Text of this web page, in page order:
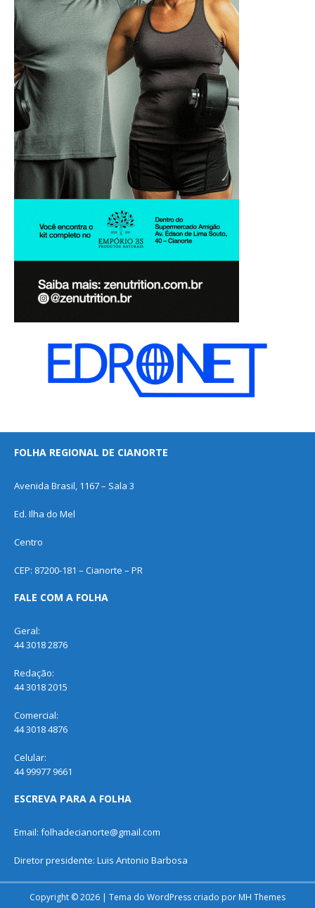
FOLHA REGIONAL DE CIANORTE
Avenida Brasil, 1167 – Sala 3
Ed. Ilha do Mel
Centro
CEP: 87200-181 – Cianorte – PR
FALE COM A FOLHA
Geral:
44 3018 2876
Redação:
44 3018 2015
Comercial:
44 3018 4876
Celular:
44 99977 9661
ESCREVA PARA A FOLHA
Email: folhadecianorte@gmail.com
Diretor presidente: Luis Antonio Barbosa
Copyright © 2026 | Tema do WordPress criado por MH Themes